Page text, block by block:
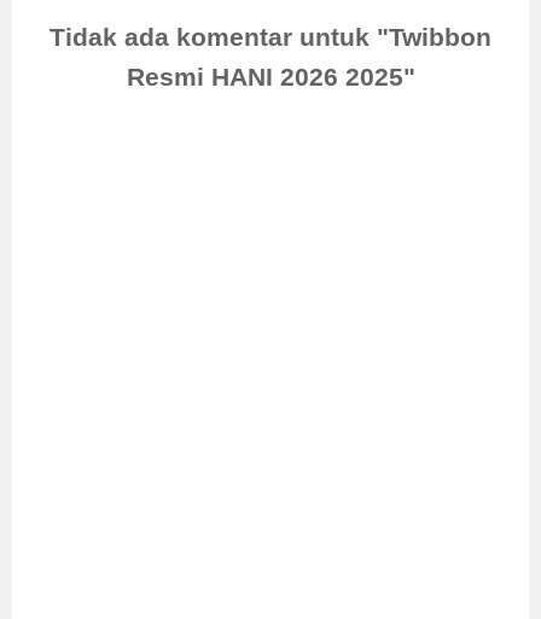
Tidak ada komentar untuk "Twibbon
Resmi HANI 2026 2025"